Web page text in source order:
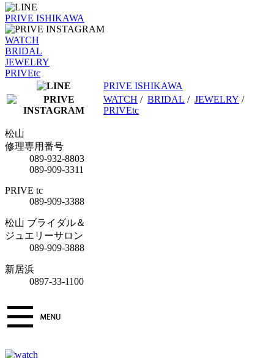
PRIVE ISHIKAWA
WATCH
BRIDAL
JEWELRY
PRIVEtc
PRIVE ISHIKAWA
WATCH / BRIDAL / JEWELRY /
PRIVEtc
松山
修理専用番号
089-932-8803
089-909-3311
PRIVE tc
089-909-3388
松山 ブライダル＆
ジュエリーサロン
089-909-3888
新居浜
0897-33-1100